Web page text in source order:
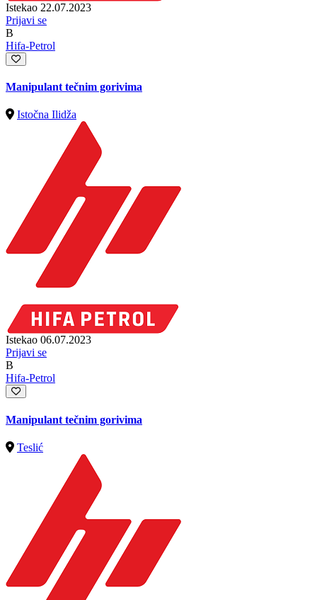
Istekao 22.07.2023
Prijavi se
B
Hifa-Petrol
Manipulant tečnim gorivima
Istočna Ilidža
Istekao 06.07.2023
Prijavi se
B
Hifa-Petrol
Manipulant tečnim gorivima
Teslić